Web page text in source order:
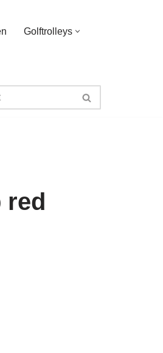
Golftrolleys
red